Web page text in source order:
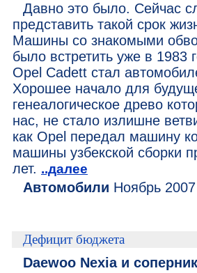
Давно это было. Сейчас
представить такой срок
Машины со знакомыми
было встретить уже в 1983
Opel Cadett стал
Хорошее начало для
генеалогическое древо
нас, не стало излишне
как Opel передал машину
машины узбекской сборки
лет. ..далее
Автомобили Ноябрь 2007
Дефицит бюджета
Daewoo Nexia и